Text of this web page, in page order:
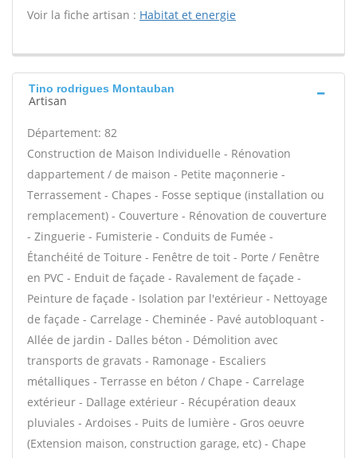
Voir la fiche artisan : Habitat et energie
Tino rodrigues Montauban
Artisan
Département: 82
Construction de Maison Individuelle - Rénovation
dappartement / de maison - Petite maçonnerie -
Terrassement - Chapes - Fosse septique (installation ou
remplacement) - Couverture - Rénovation de couverture
- Zinguerie - Fumisterie - Conduits de Fumée -
Étanchéité de Toiture - Fenêtre de toit - Porte / Fenêtre
en PVC - Enduit de façade - Ravalement de façade -
Peinture de façade - Isolation par l'extérieur - Nettoyage
de façade - Carrelage - Cheminée - Pavé autobloquant -
Allée de jardin - Dalles béton - Démolition avec
transports de gravats - Ramonage - Escaliers
métalliques - Terrasse en béton / Chape - Carrelage
extérieur - Dallage extérieur - Récupération deaux
pluviales - Ardoises - Puits de lumière - Gros oeuvre
(Extension maison, construction garage, etc) - Chape